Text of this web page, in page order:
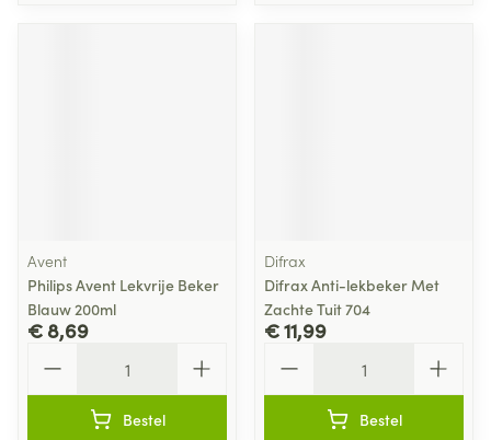
Avent
Philips Avent Lekvrije Beker
Blauw 200ml
€ 8,69
Bestel
Difrax
Difrax Anti-lekbeker Met
Zachte Tuit 704
€ 11,99
Bestel